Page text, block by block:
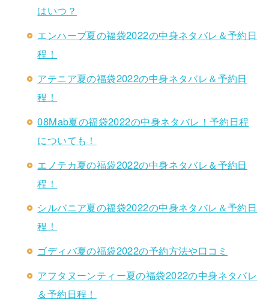
はいつ？
エンハーブ夏の福袋2022の中身ネタバレ＆予約日
程！
アテニア夏の福袋2022の中身ネタバレ＆予約日
程！
08Mab夏の福袋2022の中身ネタバレ！予約日程
についても！
エノテカ夏の福袋2022の中身ネタバレ＆予約日
程！
シルバニア夏の福袋2022の中身ネタバレ＆予約日
程！
ゴディバ夏の福袋2022の予約方法や口コミ
アフタヌーンティー夏の福袋2022の中身ネタバレ
＆予約日程！